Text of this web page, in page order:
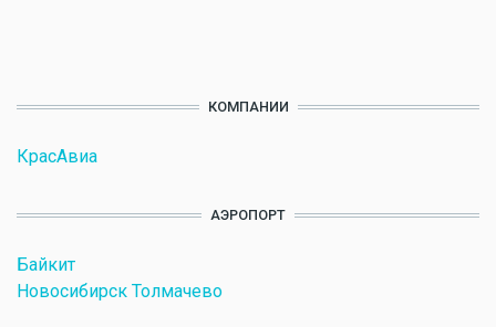
КОМПАНИИ
КрасАвиа
АЭРОПОРТ
Байкит
Новосибирск Толмачево